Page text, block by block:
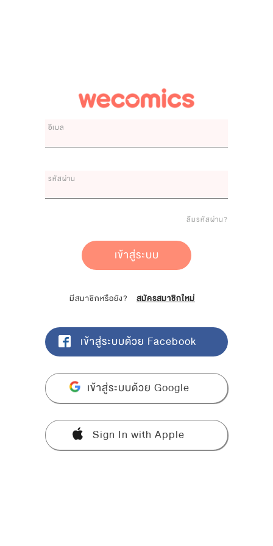
อีเมล
รหัสผ่าน
ลืมรหัสผ่าน?
เข้าสู่ระบบ
มีสมาชิกหรือยัง? สมัครสมาชิกใหม่
เข้าสู่ระบบด้วย Facebook
เข้าสู่ระบบด้วย Google
Sign In with Apple